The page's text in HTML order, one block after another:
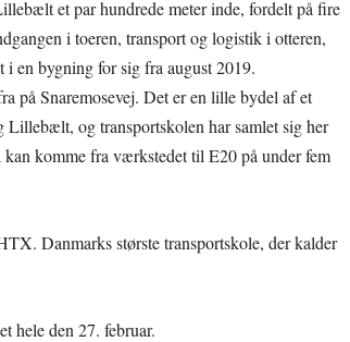
et par hundrede meter inde, fordelt på fire
i toeren, transport og logistik i otteren,
en bygning for sig fra august 2019.
på Snaremosevej. Det er en lille bydel af et
og transportskolen har samlet sig her
komme fra værkstedet til E20 på under fem
Danmarks største transportskole, der kalder
hele den 27. februar.